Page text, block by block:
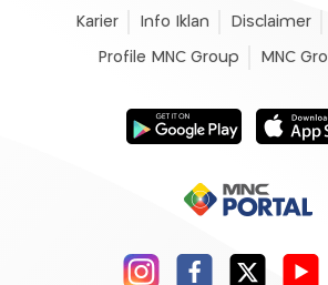
Karier Info Iklan Disclaimer
Profile MNC Group MNC